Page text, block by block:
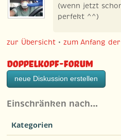
(wenn jetzt
perfekt ^^)
zur Übersicht •zum Anfang
Doppelkopf-Forum
neue Diskussion erstellen
Einschränken nach…
Kategorien